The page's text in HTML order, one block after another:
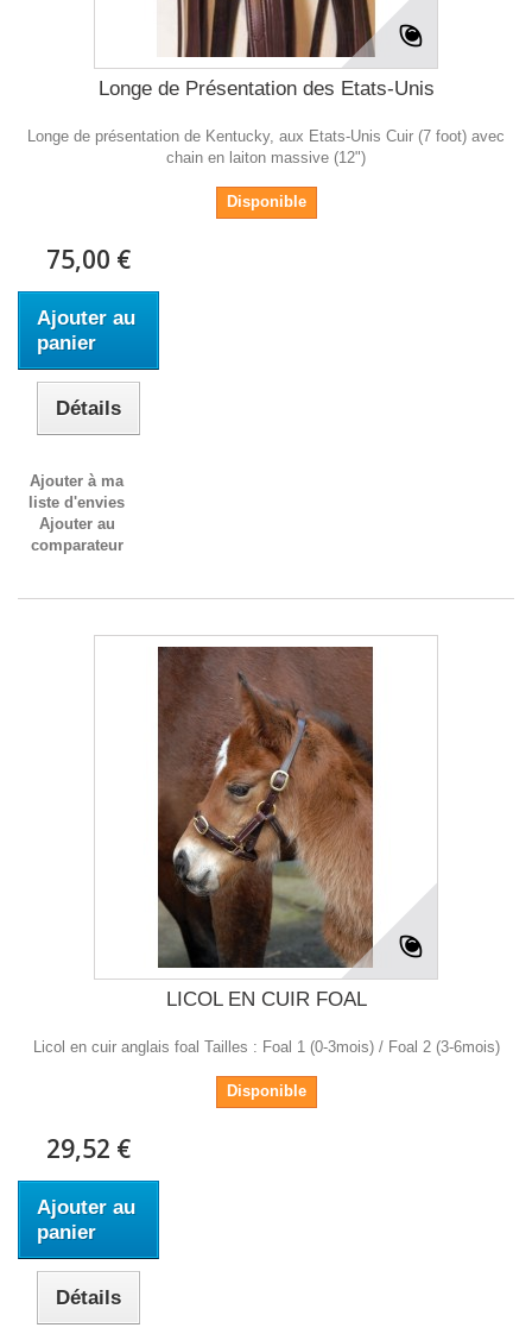
Longe de Présentation des Etats-Unis
Longe de présentation de Kentucky, aux Etats-Unis Cuir (7 foot) avec
chain en laiton massive (12")
Disponible
75,00 €
Ajouter au
panier
Détails
Ajouter à ma
liste d'envies
Ajouter au
comparateur
LICOL EN CUIR FOAL
Licol en cuir anglais foal Tailles : Foal 1 (0-3mois) / Foal 2 (3-6mois)
Disponible
29,52 €
Ajouter au
panier
Détails